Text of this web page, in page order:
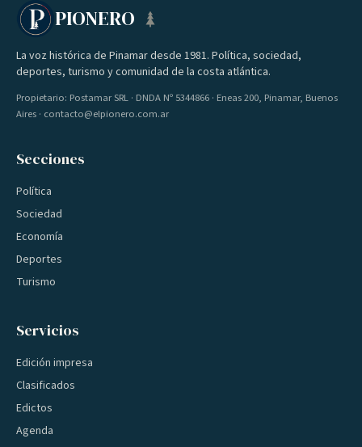
PIONERO
La voz histórica de Pinamar desde 1981. Política, sociedad,
deportes, turismo y comunidad de la costa atlántica.
Propietario: Postamar SRL · DNDA Nº 5344866 · Eneas 200, Pinamar, Buenos
Aires · contacto@elpionero.com.ar
Secciones
Política
Sociedad
Economía
Deportes
Turismo
Servicios
Edición impresa
Clasificados
Edictos
Agenda